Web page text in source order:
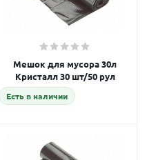
Мешок для мусора 30л
Кристалл 30 шт/50 рул
Есть в наличии